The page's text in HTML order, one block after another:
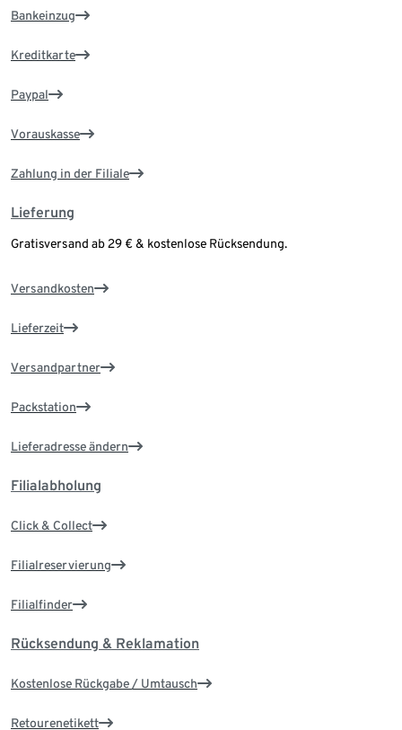
Bankeinzug
Kreditkarte
Paypal
Vorauskasse
Zahlung in der Filiale
Lieferung
Gratisversand ab 29 € & kostenlose Rücksendung.
Versandkosten
Lieferzeit
Versandpartner
Packstation
Lieferadresse ändern
Filialabholung
Click & Collect
Filialreservierung
Filialfinder
Rücksendung & Reklamation
Kostenlose Rückgabe / Umtausch
Retourenetikett